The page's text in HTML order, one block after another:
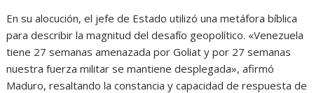
En su alocución, el jefe de Estado utilizó una metáfora bíblica
para describir la magnitud del desafío geopolítico. «Venezuela
tiene 27 semanas amenazada por Goliat y por 27 semanas
nuestra fuerza militar se mantiene desplegada», afirmó
Maduro, resaltando la constancia y capacidad de respuesta de